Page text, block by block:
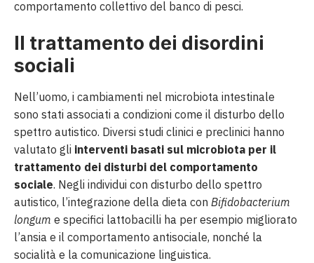
comportamento collettivo del banco di pesci.
Il trattamento dei disordini
sociali
Nell’uomo, i cambiamenti nel microbiota intestinale
sono stati associati a condizioni come il disturbo dello
spettro autistico. Diversi studi clinici e preclinici hanno
valutato gli interventi basati sul microbiota per il
trattamento dei disturbi del comportamento
sociale. Negli individui con disturbo dello spettro
autistico, l’integrazione della dieta con Bifidobacterium
longum e specifici lattobacilli ha per esempio migliorato
l’ansia e il comportamento antisociale, nonché la
socialità e la comunicazione linguistica.